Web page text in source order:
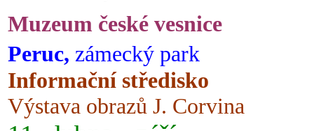
Muzeum české vesnice
Peruc, zámecký park
Informační středisko
Výstava obrazů J. Corvina